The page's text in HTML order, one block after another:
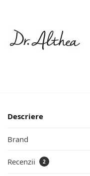
Descriere
Brand
Recenzii 2